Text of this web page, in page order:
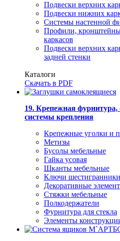
Подвески верхних
Подвески нижних
Системы настенной
Профили, кронштейны
каркасов
Подвески верхних
задней стенки
Каталоги
Скачать в PDF
19. Крепежная фурнитура,
системы крепления
Крепежные уголки и
Метизы
Бусолы мебельные
Гайка усовая
Шканты мебельные
Ключи шестигранники
Декоративные
Стяжки мебельные
Полкодержатели
Фурнитура для стекла
Элементы